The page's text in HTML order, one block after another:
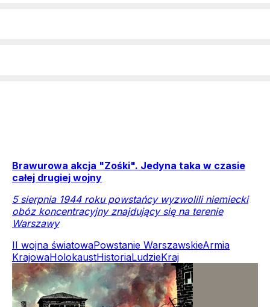
Brawurowa akcja "Zośki". Jedyna taka w czasie
całej drugiej wojny
5 sierpnia 1944 roku powstańcy wyzwolili niemiecki
obóz koncentracyjny znajdujący się na terenie
Warszawy
II wojna światowaPowstanie WarszawskieArmia
KrajowaHolokaustHistoriaLudzieKraj